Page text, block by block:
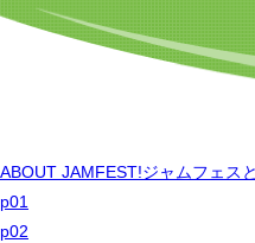
ABOUT JAMFEST!ジャムフェス
p01
p02